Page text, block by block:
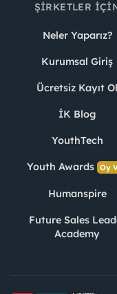
ŞIRKETLER
Neler Yaparız?
Kurumsal Giriş
Ücretsiz Kayıt Ol
İK Blog
YouthTech
Youth Awards Oy
Humanspire
Future Sales
Academy